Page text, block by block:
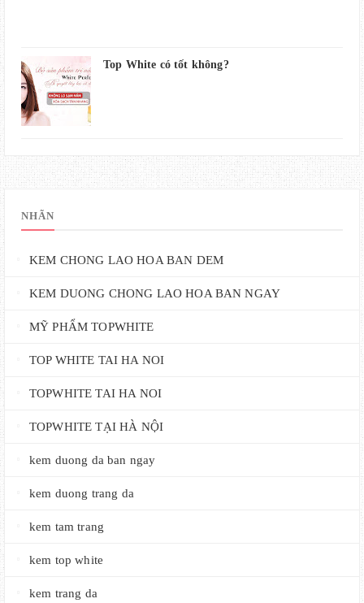
Top White có tốt không?
NHÃN
KEM CHONG LAO HOA BAN DEM
KEM DUONG CHONG LAO HOA BAN NGAY
MỸ PHẨM TOPWHITE
TOP WHITE TAI HA NOI
TOPWHITE TAI HA NOI
TOPWHITE TẠI HÀ NỘI
kem duong da ban ngay
kem duong trang da
kem tam trang
kem top white
kem trang da